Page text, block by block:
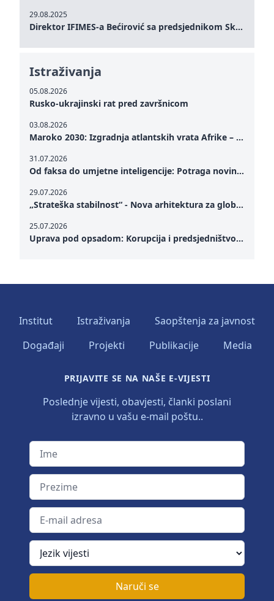
29.08.2025
Direktor IFIMES-a Bećirović sa predsjednikom Skupštine Crne Gore Andrijom Mandićem
Istraživanja
05.08.2026
Rusko-ukrajinski rat pred završnicom
03.08.2026
Maroko 2030: Izgradnja atlantskih vrata Afrike – od Tangera u Mediteranu do novog geopolitičkog koridora
31.07.2026
Od faksa do umjetne inteligencije: Potraga novinarstva za istinom u digitalnom dobu
29.07.2026
„Strateška stabilnost“ - Nova arhitektura za globalnu saradnju
25.07.2026
Uprava pod opsadom: Korupcija i predsjedništvo Zelenskog – Kako unutrašnje ranjivosti testiraju političku otpornost Ukrajine u kritičnom trenutku rata
Institut Istraživanja
Saopštenja za javnost
Događaji
Projekti Publikacije Media
PRIJAVITE SE NA NAŠE E-VIJESTI
Poslednje vijesti, obavjesti, članki poslani
izravno u vašu e-mail poštu..
Ime
Prezime
E-mail adresa
Jezik vijesti
Naruči se